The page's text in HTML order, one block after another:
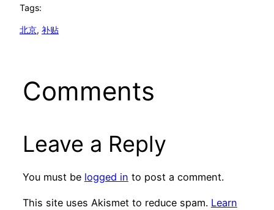
Tags:
北京, 补贴
Comments
Leave a Reply
You must be logged in to post a comment.
This site uses Akismet to reduce spam. Learn